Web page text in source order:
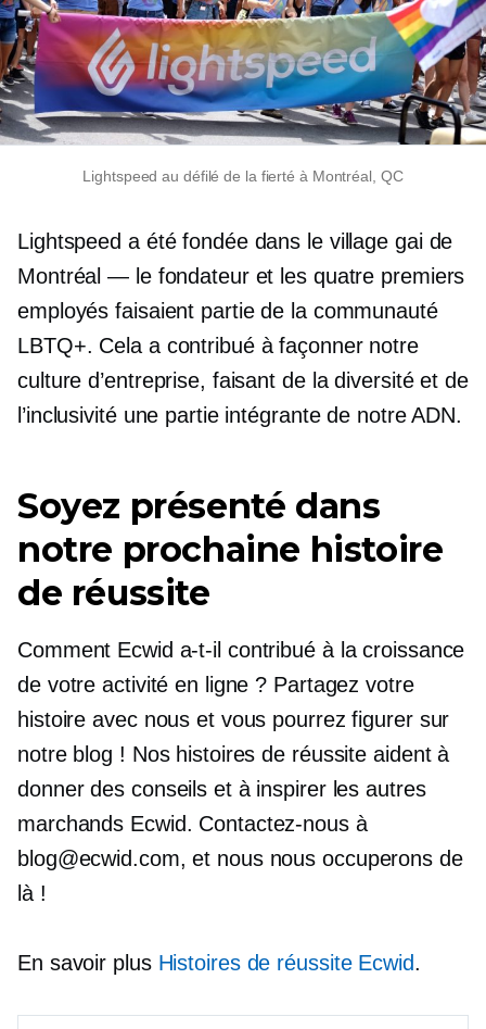
Lightspeed au défilé de la fierté à Montréal, QC
Lightspeed a été fondée dans le village gai de
Montréal — le fondateur et les quatre premiers
employés faisaient partie de la communauté
LBTQ+. Cela a contribué à façonner notre
culture d’entreprise, faisant de la diversité et de
l’inclusivité une partie intégrante de notre ADN.
Soyez présenté dans
notre prochaine histoire
de réussite
Comment Ecwid a-t-il contribué à la croissance
de votre activité en ligne ? Partagez votre
histoire avec nous et vous pourrez figurer sur
notre blog ! Nos histoires de réussite aident à
donner des conseils et à inspirer les autres
marchands Ecwid. Contactez-nous à
blog@ecwid.com, et nous nous occuperons de
là !
En savoir plus Histoires de réussite Ecwid.